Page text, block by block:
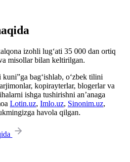
izohli lug‘ati 35 000 dan ortiq
misollar bilan keltirilgan.
bag‘ishlab, o‘zbek tilini
kopirayterlar, blogerlar va
ishga tushirishni an’anaga
Lotin.uz, Imlo.uz, Sinonim.uz,
havola qilgan.